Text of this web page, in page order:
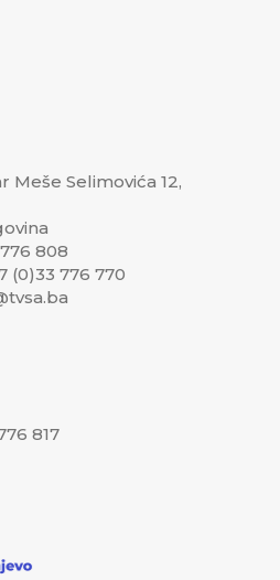
Meše Selimovića 12,
808
(0)33 776 770
817